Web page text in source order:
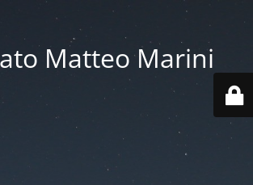
Matteo Marini